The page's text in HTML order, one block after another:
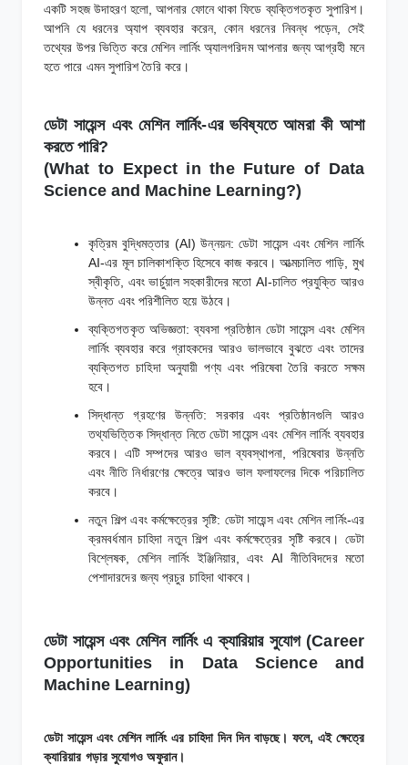
একটি সহজ উদাহরণ হলো, আপনার ফোনে থাকা ফিডে ব্যক্তিগতকৃত সুপারিশ।
আপনি যে ধরনের অ্যাপ ব্যবহার করেন, কোন ধরনের নিবন্ধ পড়েন, সেই
তথ্যের উপর ভিত্তি করে মেশিন লার্নিং অ্যালগরিদম আপনার জন্য আগ্রহী মনে
হতে পারে এমন সুপারিশ তৈরি করে।
ডেটা সায়েন্স এবং মেশিন লার্নিং-এর ভবিষ্যতে আমরা কী আশা
করতে পারি?
(What to Expect in the Future of Data
Science and Machine Learning?)
কৃত্রিম বুদ্ধিমত্তার (AI) উন্নয়ন: ডেটা সায়েন্স এবং মেশিন লার্নিং
AI-এর মূল চালিকাশক্তি হিসেবে কাজ করবে। আত্মচালিত গাড়ি, মুখ
স্বীকৃতি, এবং ভার্চুয়াল সহকারীদের মতো AI-চালিত প্রযুক্তি আরও
উন্নত এবং পরিশীলিত হয়ে উঠবে।
ব্যক্তিগতকৃত অভিজ্ঞতা: ব্যবসা প্রতিষ্ঠান ডেটা সায়েন্স এবং মেশিন
লার্নিং ব্যবহার করে গ্রাহকদের আরও ভালভাবে বুঝতে এবং তাদের
ব্যক্তিগত চাহিদা অনুযায়ী পণ্য এবং পরিষেবা তৈরি করতে সক্ষম
হবে।
সিদ্ধান্ত গ্রহণের উন্নতি: সরকার এবং প্রতিষ্ঠানগুলি আরও
তথ্যভিত্তিক সিদ্ধান্ত নিতে ডেটা সায়েন্স এবং মেশিন লার্নিং ব্যবহার
করবে। এটি সম্পদের আরও ভাল ব্যবস্থাপনা, পরিষেবার উন্নতি
এবং নীতি নির্ধারণের ক্ষেত্রে আরও ভাল ফলাফলের দিকে পরিচালিত
করবে।
নতুন শিল্প এবং কর্মক্ষেত্রের সৃষ্টি: ডেটা সায়েন্স এবং মেশিন লার্নিং-এর
ক্রমবর্ধমান চাহিদা নতুন শিল্প এবং কর্মক্ষেত্রের সৃষ্টি করবে। ডেটা
বিশ্লেষক, মেশিন লার্নিং ইঞ্জিনিয়ার, এবং AI নীতিবিদদের মতো
পেশাদারদের জন্য প্রচুর চাহিদা থাকবে।
ডেটা সায়েন্স এবং মেশিন লার্নিং এ ক্যারিয়ার সুযোগ (Career
Opportunities in Data Science and
Machine Learning)
ডেটা সায়েন্স এবং মেশিন লার্নিং এর চাহিদা দিন দিন বাড়ছে। ফলে, এই ক্ষেত্রে
ক্যারিয়ার গড়ার সুযোগও অফুরান।